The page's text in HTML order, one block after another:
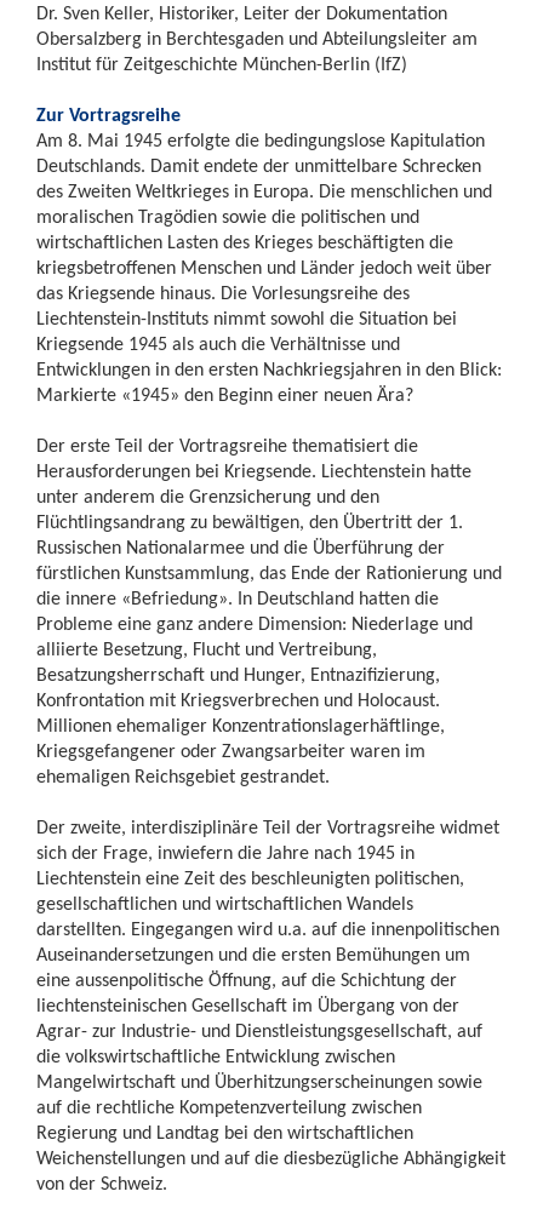
Dr. Sven Keller, Historiker, Leiter der Dokumentation
Obersalzberg in Berchtesgaden und Abteilungsleiter am
Institut für Zeitgeschichte München-Berlin (IfZ)
Zur Vortragsreihe
Am 8. Mai 1945 erfolgte die bedingungslose Kapitulation
Deutschlands. Damit endete der unmittelbare Schrecken
des Zweiten Weltkrieges in Europa. Die menschlichen und
moralischen Tragödien sowie die politischen und
wirtschaftlichen Lasten des Krieges beschäftigten die
kriegsbetroffenen Menschen und Länder jedoch weit über
das Kriegsende hinaus. Die Vorlesungsreihe des
Liechtenstein-Instituts nimmt sowohl die Situation bei
Kriegsende 1945 als auch die Verhältnisse und
Entwicklungen in den ersten Nachkriegsjahren in den Blick:
Markierte «1945» den Beginn einer neuen Ära?
Der erste Teil der Vortragsreihe thematisiert die
Herausforderungen bei Kriegsende. Liechtenstein hatte
unter anderem die Grenzsicherung und den
Flüchtlingsandrang zu bewältigen, den Übertritt der 1.
Russischen Nationalarmee und die Überführung der
fürstlichen Kunstsammlung, das Ende der Rationierung und
die innere «Befriedung». In Deutschland hatten die
Probleme eine ganz andere Dimension: Niederlage und
alliierte Besetzung, Flucht und Vertreibung,
Besatzungsherrschaft und Hunger, Entnazifizierung,
Konfrontation mit Kriegsverbrechen und Holocaust.
Millionen ehemaliger Konzentrationslagerhäftlinge,
Kriegsgefangener oder Zwangsarbeiter waren im
ehemaligen Reichsgebiet gestrandet.
Der zweite, interdisziplinäre Teil der Vortragsreihe widmet
sich der Frage, inwiefern die Jahre nach 1945 in
Liechtenstein eine Zeit des beschleunigten politischen,
gesellschaftlichen und wirtschaftlichen Wandels
darstellten. Eingegangen wird u.a. auf die innenpolitischen
Auseinandersetzungen und die ersten Bemühungen um
eine aussenpolitische Öffnung, auf die Schichtung der
liechtensteinischen Gesellschaft im Übergang von der
Agrar- zur Industrie- und Dienstleistungsgesellschaft, auf
die volkswirtschaftliche Entwicklung zwischen
Mangelwirtschaft und Überhitzungserscheinungen sowie
auf die rechtliche Kompetenzverteilung zwischen
Regierung und Landtag bei den wirtschaftlichen
Weichenstellungen und auf die diesbezügliche Abhängigkeit
von der Schweiz.